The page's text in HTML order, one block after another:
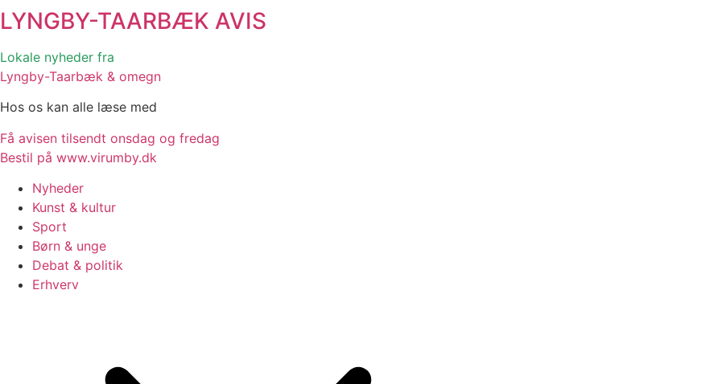
LYNGBY-TAARBÆK AVIS
Lokale nyheder fra
Lyngby-Taarbæk & omegn
Hos os kan alle læse med
Få avisen tilsendt onsdag og fredag
Bestil på www.virumby.dk
Nyheder
Kunst & kultur
Sport
Børn & unge
Debat & politik
Erhverv